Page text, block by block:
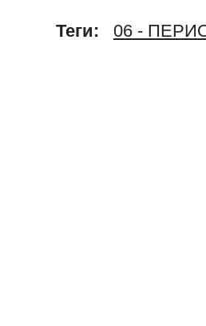
Теги: 06 -